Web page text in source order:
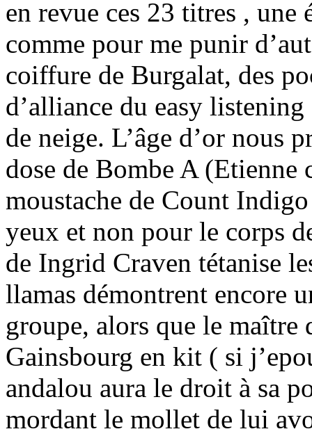
en revue ces 23 titres , une
comme pour me punir
coiffure de Burgalat, des
d’alliance du easy
de neige. L’âge d’or nous
dose de Bombe A
moustache de Count
yeux et non pour le corps
de Ingrid Craven tétanise
llamas démontrent encore
groupe, alors que le maître
Gainsbourg en kit ( si
andalou aura le droit à sa
mordant le mollet de lui